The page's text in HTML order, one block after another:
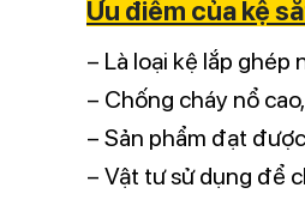
Ưu điểm của kệ
– Là loại kệ lắp
– Chống cháy nổ
– Sản phẩm đạt
– Vật tư sử dụng để